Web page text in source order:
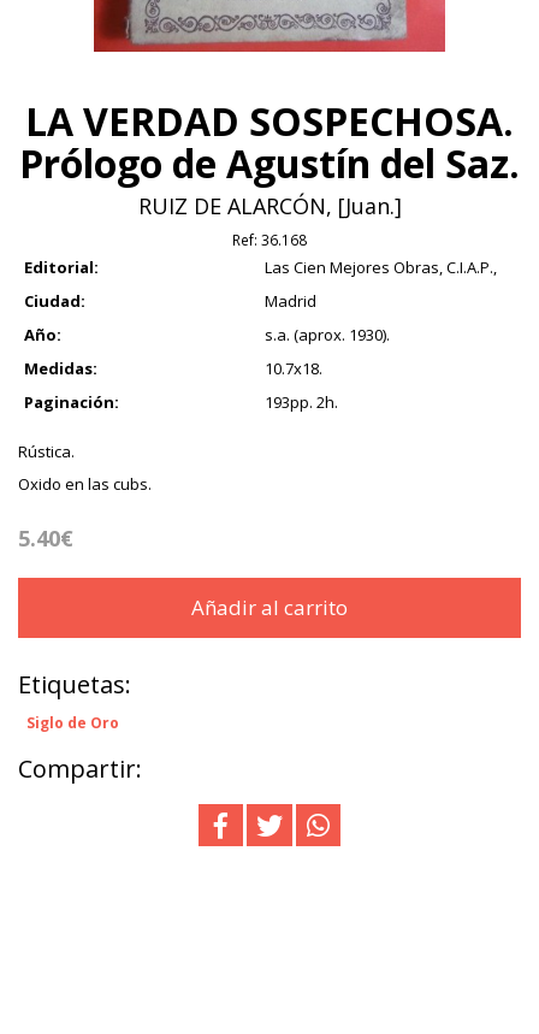
LA VERDAD SOSPECHOSA.
Prólogo de Agustín del Saz.
RUIZ DE ALARCÓN, [Juan.]
Ref: 36.168
Editorial:
Las Cien Mejores Obras, C.I.A.P.,
Ciudad:
Madrid
Año:
s.a. (aprox. 1930).
Medidas:
10.7x18.
Paginación:
193pp. 2h.
Rústica.
Oxido en las cubs.
5.40€
Añadir al carrito
Etiquetas:
Siglo de Oro
Compartir: